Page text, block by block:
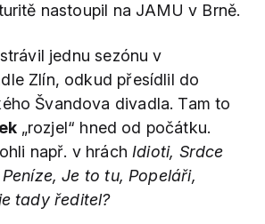
nastoupil na JAMU v Brně.
jednu sezónu v
Zlín, odkud přesídlil do
Švandova divadla. Tam to
„rozjel“ hned od počátku.
např. v hrách Idioti, Srdce
Je to tu, Popeláři,
tady ředitel?